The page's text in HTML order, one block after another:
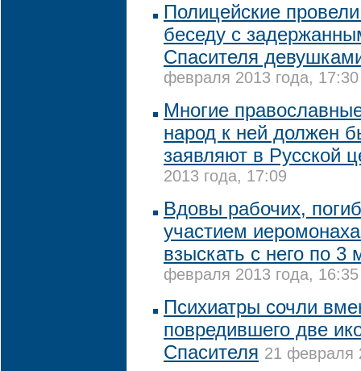
Полицейские
беседу с
Спасителя
февраля 2013 года, 17:30
Многие
народ к ней должен
заявляют в Русской
2013 года, 17:09
Вдовы рабочих,
участием
взыскать с него по 3
февраля 2013 года, 16:35
Психиатры сочли
повредившего две
Спасителя 21 февраля